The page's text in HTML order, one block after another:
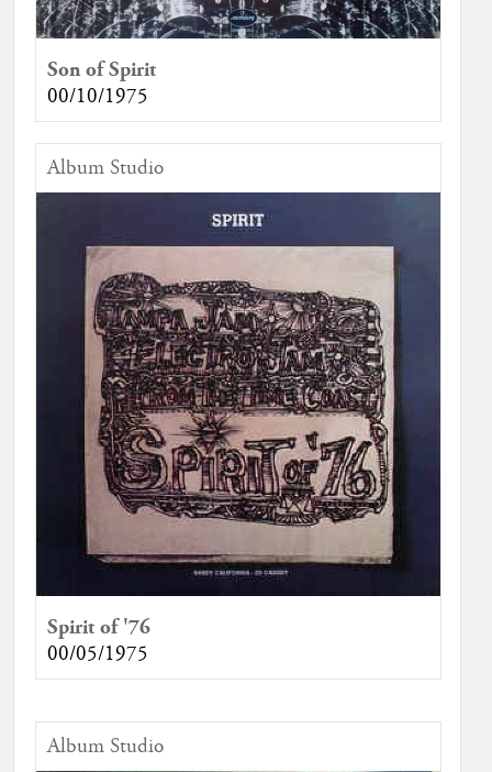
Son of Spirit
00/10/1975
Album Studio
Spirit of '76
00/05/1975
Album Studio